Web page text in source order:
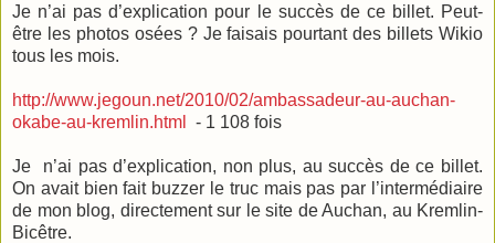
Je n’ai pas d’explication pour le succès de ce billet. Peut-
être les photos osées ? Je faisais pourtant des billets Wikio
tous les mois.
http://www.jegoun.net/2010/02/ambassadeur-au-auchan-
okabe-au-kremlin.html
- 1 108 fois
Je n’ai pas d’explication, non plus, au succès de ce billet.
On avait bien fait buzzer le truc mais pas par l’intermédiaire
de mon blog, directement sur le site de Auchan, au Kremlin-
Bicêtre.